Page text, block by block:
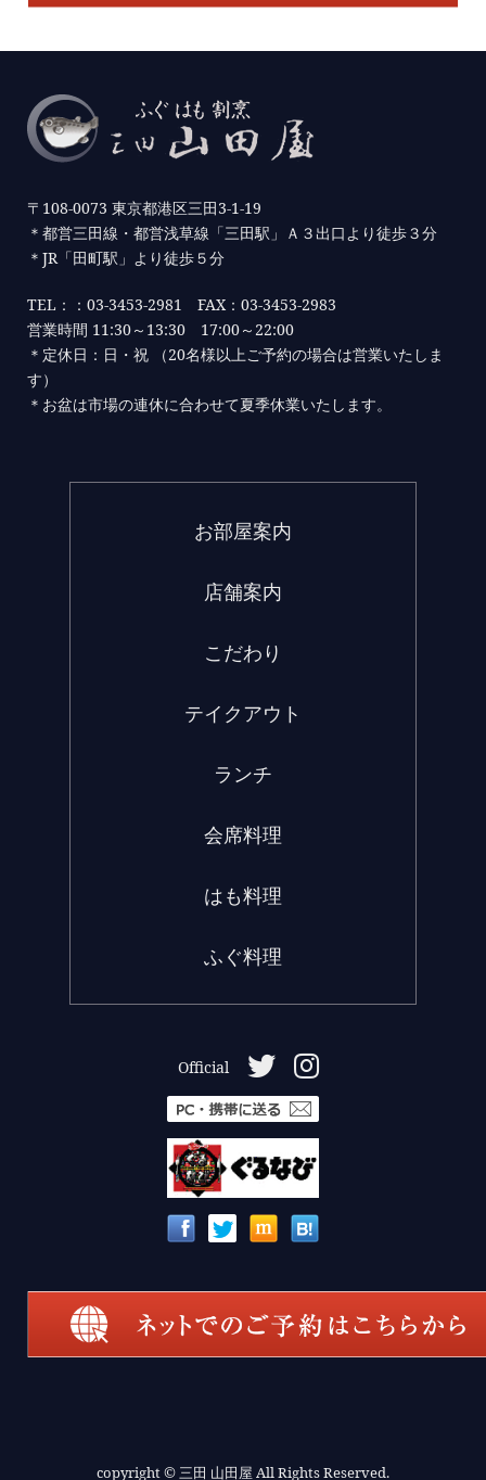
〒108-0073 東京都港区三田3-1-19
＊都営三田線・都営浅草線「三田駅」Ａ３出口より徒歩３分
＊JR「田町駅」より徒歩５分
TEL：：03-3453-2981 FAX：03-3453-2983
営業時間 11:30～13:30 17:00～22:00
＊定休日：日・祝 （20名様以上ご予約の場合は営業いたしま
す）
＊お盆は市場の連休に合わせて夏季休業いたします。
お部屋案内
店舗案内
こだわり
テイクアウト
ランチ
会席料理
はも料理
ふぐ料理
Official
copyright© 三田 山田屋 All Rights Reserved.